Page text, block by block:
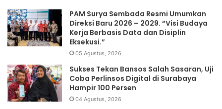
PAM Surya Sembada Resmi Umumkan
Direksi Baru 2026 – 2029. “Visi Budaya
Kerja Berbasis Data dan Disiplin
Eksekusi.”
05 Agustus, 2026
Sukses Tekan Bansos Salah Sasaran, Uji
Coba Perlinsos Digital di Surabaya
Hampir 100 Persen
04 Agustus, 2026